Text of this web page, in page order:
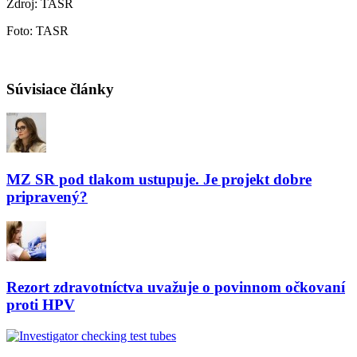
Zdroj: TASR
Foto: TASR
Súvisiace články
MZ SR pod tlakom ustupuje. Je projekt dobre
pripravený?
Rezort zdravotníctva uvažuje o povinnom očkovaní
proti HPV